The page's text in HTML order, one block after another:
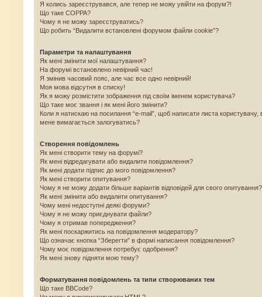
Я колись зареєструвався, але тепер не можу увійти на форум?!
Що таке COPPA?
Чому я не можу зареєструватись?
Що робить “Видалити встановлені форумом файли cookie”?
Параметри та налаштування
Як мені змінити мої налаштування?
На форумі встановлено невірний час!
Я змінив часовий пояс, але час все одно невірний!
Моя мова відсутня в списку!
Як я можу розмістити зображення під своїм іменем користувача?
Що таке моє звання і як мені його змінити?
Коли я натискаю на посилання “e-mail”, щоб написати листа користувачу,
мене вимагається залогуватись?
Створення повідомлень
Як мені створити тему на форумі?
Як мені відредагувати або видалити повідомлення?
Як мені додати підпис до мого повідомлення?
Як мені створити опитування?
Чому я не можу додати більше варіантів відповідей для свого опитування?
Як мені змінити або видалити опитування?
Чому мені недоступні деякі форуми?
Чому я не можу приєднувати файли?
Чому я отримав попередження?
Як мені поскаржитись на повідомлення модератору?
Що означає кнопка “Зберегти” в формі написання повідомлення?
Чому моє повідомлення потребує одобрення?
Як мені знову підняти мою тему?
Форматування повідомлень та типи створюваних тем
Що таке BBCode?